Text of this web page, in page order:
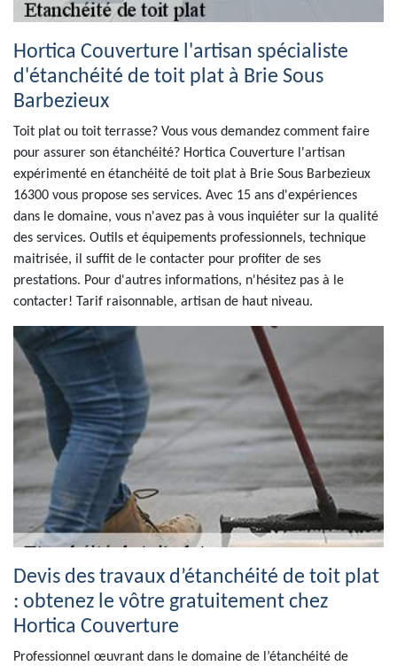
Hortica Couverture l'artisan spécialiste
d'étanchéité de toit plat à Brie Sous
Barbezieux
Toit plat ou toit terrasse? Vous vous demandez comment faire
pour assurer son étanchéité? Hortica Couverture l'artisan
expérimenté en étanchéité de toit plat à Brie Sous Barbezieux
16300 vous propose ses services. Avec 15 ans d'expériences
dans le domaine, vous n'avez pas à vous inquiéter sur la qualité
des services. Outils et équipements professionnels, technique
maitrisée, il suffit de le contacter pour profiter de ses
prestations. Pour d'autres informations, n'hésitez pas à le
contacter! Tarif raisonnable, artisan de haut niveau.
Devis des travaux d’étanchéité de toit plat
: obtenez le vôtre gratuitement chez
Hortica Couverture
Professionnel œuvrant dans le domaine de l’étanchéité de